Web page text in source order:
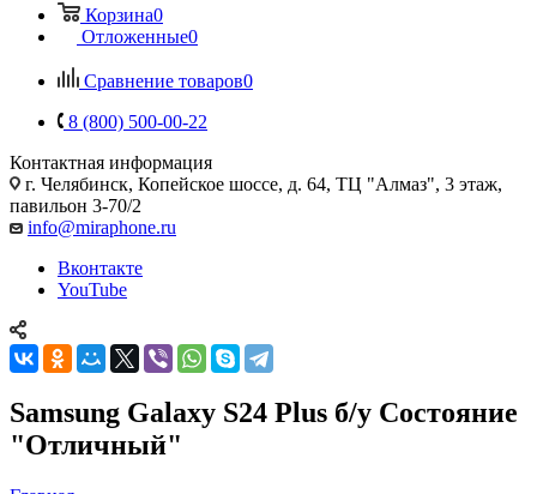
Корзина0
Отложенные0
Сравнение товаров0
8 (800) 500-00-22
Контактная информация
г. Челябинск, Копейское шоссе, д. 64, ТЦ "Алмаз", 3 этаж,
павильон 3-70/2
info@miraphone.ru
Вконтакте
YouTube
Samsung Galaxy S24 Plus б/у Состояние
"Отличный"